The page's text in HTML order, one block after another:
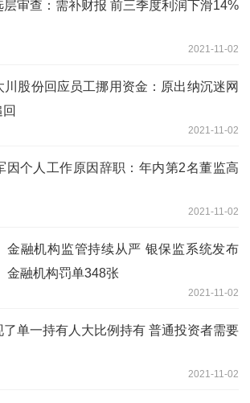
审查：需补财报 前三季度利润下滑14%
2021-11-02
股份回应员工挪用资金：原出纳沉迷网
2021-11-02
因个人工作原因辞职：年内第2名董监高
2021-11-02
金融机构监管持续从严 银保监系统发布
金融机构罚单348张
2021-11-02
单一持有人大比例持有 普通投资者需要
2021-11-02